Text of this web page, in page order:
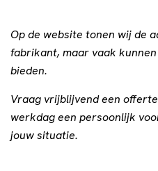
Op de website tonen wij de
fabrikant, maar vaak
bieden.
Vraag vrijblijvend een
werkdag een persoonlijk
jouw situatie.